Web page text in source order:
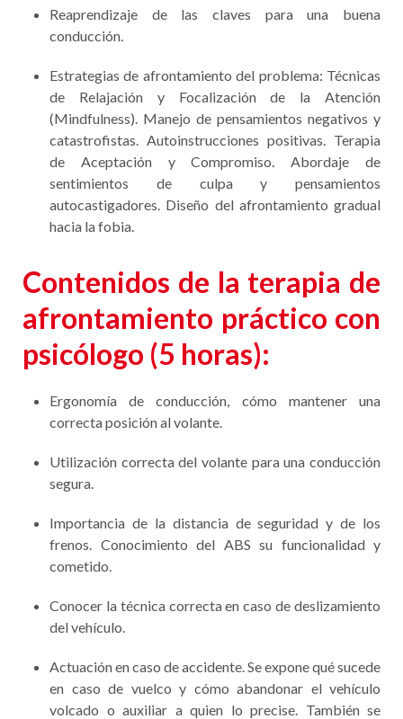
Reaprendizaje de las claves para una buena
conducción.
Estrategias de afrontamiento del problema: Técnicas
de Relajación y Focalización de la Atención
(Mindfulness). Manejo de pensamientos negativos y
catastrofistas. Autoinstrucciones positivas. Terapia
de Aceptación y Compromiso. Abordaje de
sentimientos de culpa y pensamientos
autocastigadores. Diseño del afrontamiento gradual
hacia la fobia.
Contenidos de la terapia de
afrontamiento práctico con
psicólogo (5 horas):
Ergonomía de conducción, cómo mantener una
correcta posición al volante.
Utilización correcta del volante para una conducción
segura.
Importancia de la distancia de seguridad y de los
frenos. Conocimiento del ABS su funcionalidad y
cometido.
Conocer la técnica correcta en caso de deslizamiento
del vehículo.
Actuación en caso de accidente. Se expone qué sucede
en caso de vuelco y cómo abandonar el vehículo
volcado o auxiliar a quien lo precise. También se